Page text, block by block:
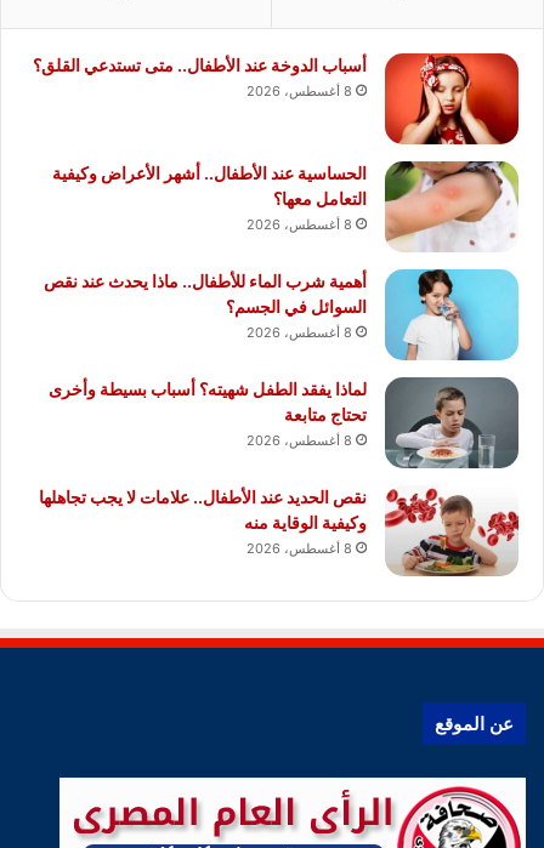
أسباب الدوخة عند الأطفال.. متى تستدعي القلق؟
8 أغسطس، 2026
الحساسية عند الأطفال.. أشهر الأعراض وكيفية
التعامل معها؟
8 أغسطس، 2026
أهمية شرب الماء للأطفال.. ماذا يحدث عند نقص
السوائل في الجسم؟
8 أغسطس، 2026
لماذا يفقد الطفل شهيته؟ أسباب بسيطة وأخرى
تحتاج متابعة
8 أغسطس، 2026
نقص الحديد عند الأطفال.. علامات لا يجب تجاهلها
وكيفية الوقاية منه
8 أغسطس، 2026
عن الموقع